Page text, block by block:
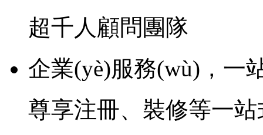
超千人顧問團隊
企業(yè)服務(wù)，
尊享注冊、裝修等一